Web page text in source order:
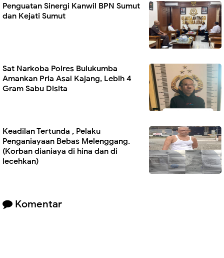
Penguatan Sinergi Kanwil BPN Sumut
dan Kejati Sumut
Sat Narkoba Polres Bulukumba
Amankan Pria Asal Kajang, Lebih 4
Gram Sabu Disita
Keadilan Tertunda , Pelaku
Penganiayaan Bebas Melenggang.
(Korban dianiaya di hina dan di
lecehkan)
Komentar